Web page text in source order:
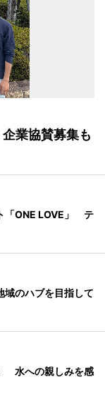
業協賛募集も
「ONE LOVE」 テ
のハブを目指して
水への親しみを感